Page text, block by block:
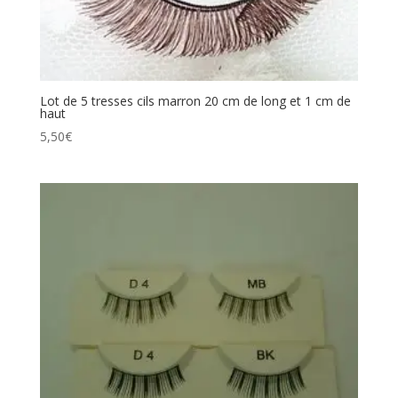
Lot de 5 tresses cils marron 20 cm de long et 1 cm de
haut
5,50€